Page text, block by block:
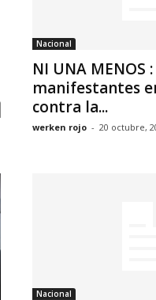
Nacional
NI UNA MENOS
manifestantes
contra la...
werken rojo - 20 octubre,
Nacional